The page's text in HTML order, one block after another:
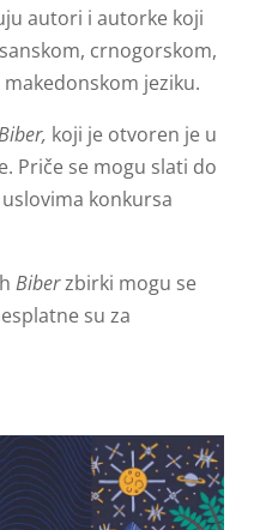
autori i autorke koji
crnogorskom,
jeziku.
koji je otvoren je u
Priče se mogu slati do
konkursa
Biberzbirki mogu se
su za